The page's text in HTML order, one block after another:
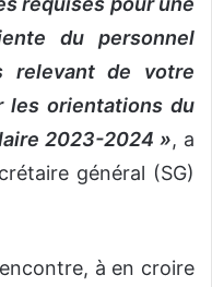
du personnel
relevant de votre
orientations du
2023-2024 », a
général (SG)
à en croire